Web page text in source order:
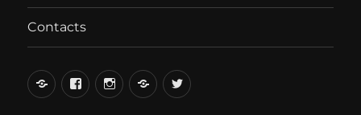
Contacts
вКонтакте
FacebookInstagramLiveJournal
Twitter